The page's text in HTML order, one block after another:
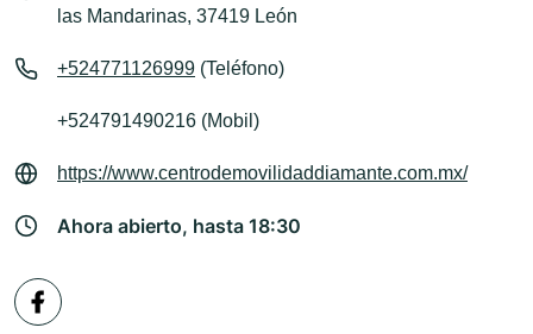
las Mandarinas, 37419 León
+524771126999 (Teléfono)
+524791490216 (Mobil)
https://www.centrodemovilidaddiamante.com.mx/
Ahora abierto, hasta 18:30